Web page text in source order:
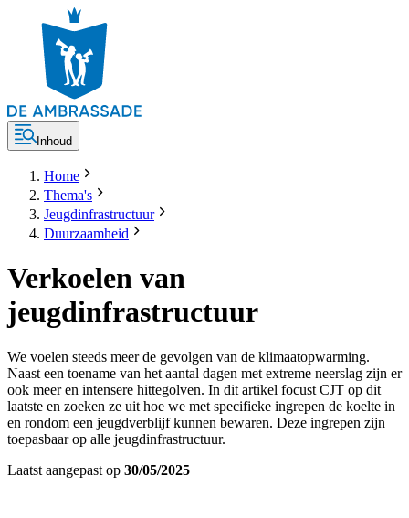
Inhoud
Home
Thema's
Jeugdinfrastructuur
Duurzaamheid
Verkoelen van
jeugdinfrastructuur
We voelen steeds meer de gevolgen van de klimaatopwarming.
Naast een toename van het aantal dagen met extreme neerslag zijn er
ook meer en intensere hittegolven. In dit artikel focust CJT op dit
laatste en zoeken ze uit hoe we met specifieke ingrepen de koelte in
en rondom een jeugdverblijf kunnen bewaren. Deze ingrepen zijn
toepasbaar op alle jeugdinfrastructuur.
Laatst aangepast op 30/05/2025